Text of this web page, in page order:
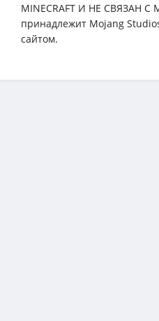
MINECRAFT И НЕ СВЯЗАН С
принадлежит Mojang
сайтом.